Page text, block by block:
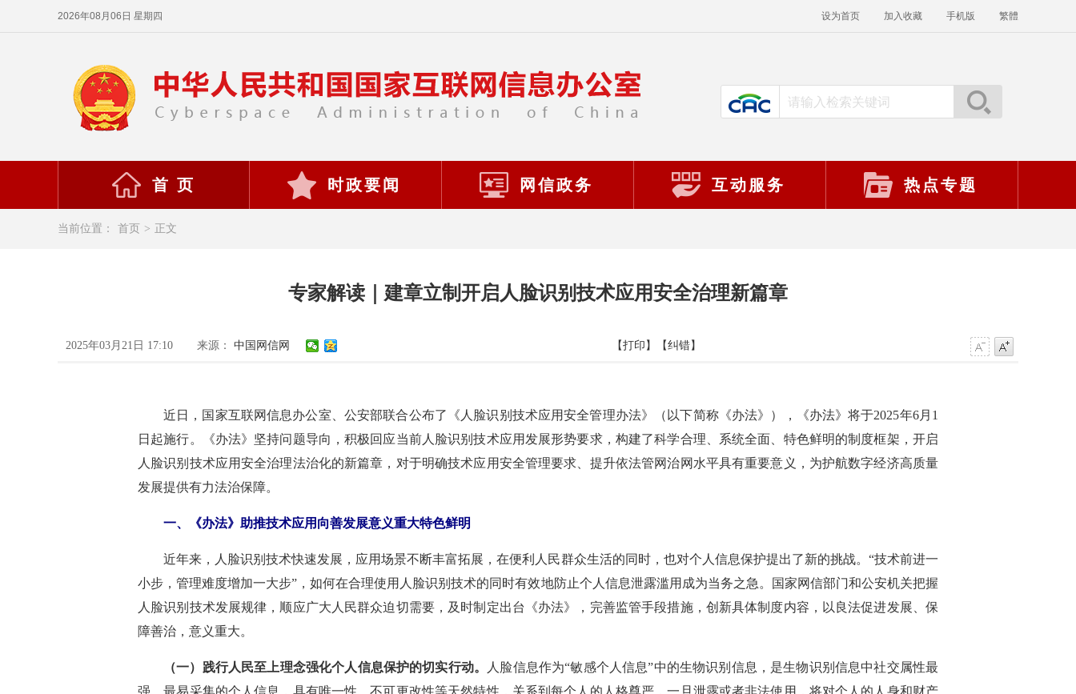
2026年08月06日 星期四 设为首页 加入收藏 手机版 繁體
首 页 时政要闻 网信政务 互动服务 热点专题
当前位置： 首页 > 正文
专家解读｜建章立制开启人脸识别技术应用安全治理新篇章
2025年03月21日 17:10 来源： 中国网信网 【打印】 【纠错】
近日，国家互联网信息办公室、公安部联合公布了《人脸识别技术应用安全管理办法》（以下简称《办法》），《办法》将于2025年6月1
日起施行。《办法》坚持问题导向，积极回应当前人脸识别技术应用发展形势要求，构建了科学合理、系统全面、特色鲜明的制度框架，开启
人脸识别技术应用安全治理法治化的新篇章，对于明确技术应用安全管理要求、提升依法管网治网水平具有重要意义，为护航数字经济高质量
发展提供有力法治保障。
一、《办法》助推技术应用向善发展意义重大特色鲜明
近年来，人脸识别技术快速发展，应用场景不断丰富拓展，在便利人民群众生活的同时，也对个人信息保护提出了新的挑战。“技术前进一
小步，管理难度增加一大步”，如何在合理使用人脸识别技术的同时有效地防止个人信息泄露滥用成为当务之急。国家网信部门和公安机关把握
人脸识别技术发展规律，顺应广大人民群众迫切需要，及时制定出台《办法》，完善监管手段措施，创新具体制度内容，以良法促进发展、保
障善治，意义重大。
（一）践行人民至上理念强化个人信息保护的切实行动。
人脸信息作为“敏感个人信息”中的生物识别信息，是生物识别信息中社交属性最
强、最易采集的个人信息，具有唯一性、不可更改性等天然特性，关系到每个人的人格尊严，一旦泄露或者非法使用，将对个人的人身和财产